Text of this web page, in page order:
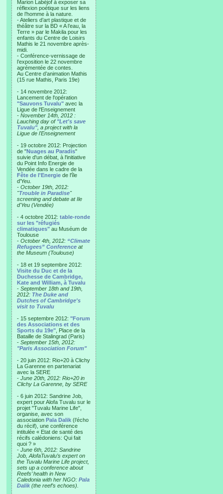
Marion Labéjof à exposer sa
réflexion poétique sur les liens
de l’homme à la nature.
- Ateliers d’art plastique et de
théâtre sur la BD « A l’eau, la
Terre » par le Makila pour les
enfants du Centre de Loisirs
Mathis le 21 novembre après-
midi.
- Conférence-vernissage de
l’exposition le 22 novembre
agrémentée de contes.
Au Centre d’animation Mathis
(15 rue Mathis, Paris 19e)
- 14 novembre 2012:
Lancement de l'opération
"Sauvons Tuvalu" avec la
Ligue de l'Enseignement
- November 14th, 2012 :
Lauching day of "Let's save
Tuvalu", a project with la
Ligue de l'Enseignement
- 19 octobre 2012: Projection
de "Nuages au Paradis"
suivie d'un débat, à l'initiative
du Point Info Energie de
Vendée dans le cadre de la
Fête de l'Energie de l'île
d'Yeu.
- October 19th, 2012:
"Trouble in Paradise"
screening and debate at Ile
d'Yeu (Vendée)
- 4 octobre 2012: table-ronde
sur les "réfugiés
climatiques" au Muséum de
Toulouse
- October 4th, 2012: “Climate
Refugees” Conference at
the Museum (Toulouse)
- 18 et 19 septembre 2012:
Visite du Duc et de la
Duchesse de Cambridge,
Kate and William, à Tuvalu
- September 18th and 19th,
2012: The Duke and
Dutches of Cambridge's
visit to Tuvalu
- 15 septembre 2012: "Forum
des Associations et des
Sports du 19e" , Place de la
Bataille de Stalingrad (Paris)
- September 15th, 2012:
"Paris Association Forum"
- 20 juin 2012: Rio+20 à Clichy
La Garenne en partenariat
avec la SERE
- June 20th, 2012: Rio+20 in
Clichy La Garenne, by SERE
- 6 juin 2012: Sandrine Job,
expert pour Alofa Tuvalu sur le
projet "Tuvalu Marine Life",
organise, avec son
association Pala Dalik (l’écho
du récif), une conférence
intitulée « Etat de santé des
récifs calédoniens: Qui fait
quoi ? »
- June 6th, 2012: Sandrine
Job, AlofaTuvalu’s expert on
the Tuvalu Marine Life project,
sets up a conference about
Reefs’ health in New
Caledonia with her NGO: Pala
Dalik (the reef’s echoes).